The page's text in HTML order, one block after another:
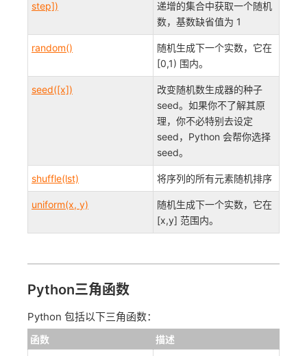
step])
递增的集合中获取一个随机
数，基数缺省值为 1
random()
随机生成下一个实数，它在
[0,1) 围内。
seed([x])
改变随机数生成器的种子
seed。如果你不了解其原
理，你不必特别去设定
seed，Python 会帮你选择
seed。
shuffle(lst) 将序列的所有元素随机排序
uniform(x, y)
随机生成下一个实数，它在
[x,y] 范围内。
Python三角函数
Python 包括以下三角函数：
函数
描述